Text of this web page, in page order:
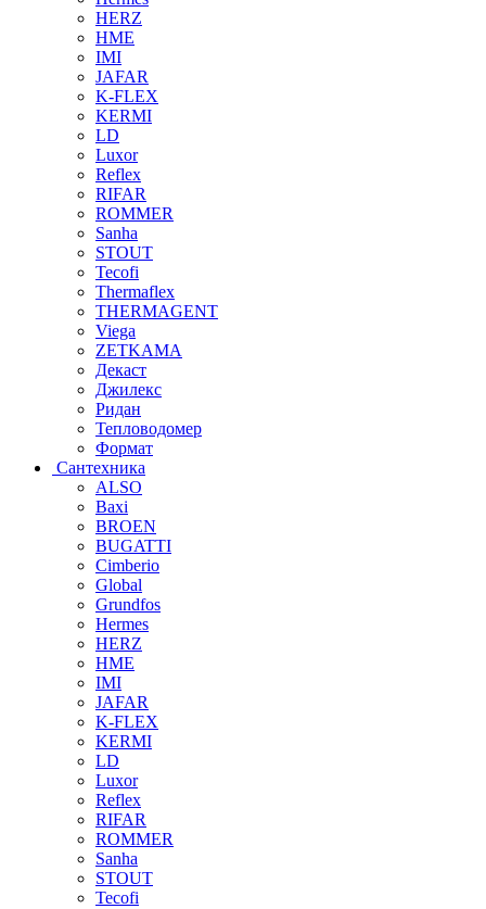
HERZ
HME
IMI
JAFAR
K-FLEX
KERMI
LD
Luxor
Reflex
RIFAR
ROMMER
Sanha
STOUT
Tecofi
Thermaflex
THERMAGENT
Viega
ZETKAMA
Декаст
Джилекс
Ридан
Тепловодомер
Формат
Сантехника
ALSO
Baxi
BROEN
BUGATTI
Cimberio
Global
Grundfos
Hermes
HERZ
HME
IMI
JAFAR
K-FLEX
KERMI
LD
Luxor
Reflex
RIFAR
ROMMER
Sanha
STOUT
Tecofi